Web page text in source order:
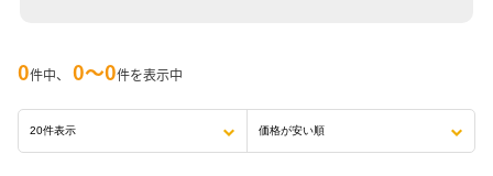
0件中、 0〜0件を表示中